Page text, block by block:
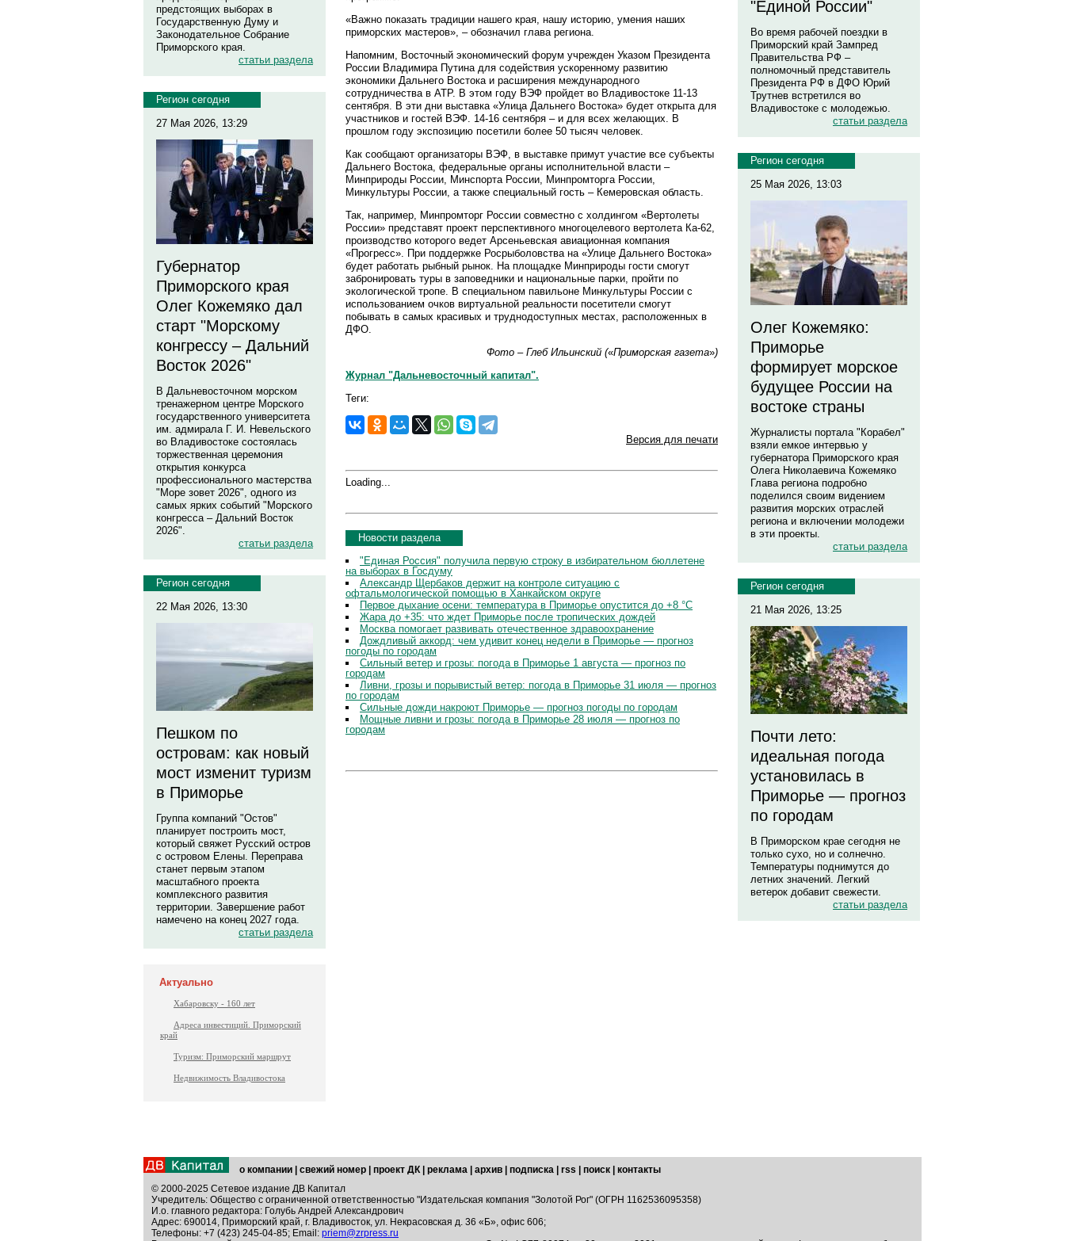
предстоящих выборах в
Государственную Думу и
Законодательное Собрание
Приморского края.
статьи раздела
Регион сегодня
27 Мая 2026, 13:29
Губернатор
Приморского края
Олег Кожемяко дал
старт "Морскому
конгрессу – Дальний
Восток 2026"
В Дальневосточном морском
тренажерном центре Морского
государственного университета
им. адмирала Г. И. Невельского
во Владивостоке состоялась
торжественная церемония
открытия конкурса
профессионального мастерства
"Море зовет 2026", одного из
самых ярких событий "Морского
конгресса – Дальний Восток
2026".
статьи раздела
Регион сегодня
22 Мая 2026, 13:30
Пешком по
островам: как новый
мост изменит туризм
в Приморье
Группа компаний "Остов"
планирует построить мост,
который свяжет Русский остров
с островом Елены. Переправа
станет первым этапом
масштабного проекта
комплексного развития
территории. Завершение работ
намечено на конец 2027 года.
статьи раздела
Актуально
Хабаровску - 160 лет
Адреса инвестиций. Приморский
край
Туризм: Приморский маршрут
Недвижимость Владивостока
«Важно показать традиции нашего края, нашу историю, умения наших
приморских мастеров», – обозначил глава региона.
Напомним, Восточный экономический форум учрежден Указом Президента
России Владимира Путина для содействия ускоренному развитию
экономики Дальнего Востока и расширения международного
сотрудничества в АТР. В этом году ВЭФ пройдет во Владивостоке 11-13
сентября. В эти дни выставка «Улица Дальнего Востока» будет открыта для
участников и гостей ВЭФ. 14-16 сентября – и для всех желающих. В
прошлом году экспозицию посетили более 50 тысяч человек.
Как сообщают организаторы ВЭФ, в выставке примут участие все субъекты
Дальнего Востока, федеральные органы исполнительной власти –
Минприроды России, Минспорта России, Минпромторга России,
Минкультуры России, а также специальный гость – Кемеровская область.
Так, например, Минпромторг России совместно с холдингом «Вертолеты
России» представят проект перспективного многоцелевого вертолета Ка-62,
производство которого ведет Арсеньевская авиационная компания
«Прогресс». При поддержке Росрыболовства на «Улице Дальнего Востока»
будет работать рыбный рынок. На площадке Минприроды гости смогут
забронировать туры в заповедники и национальные парки, пройти по
экологической тропе. В специальном павильоне Минкультуры России с
использованием очков виртуальной реальности посетители смогут
побывать в самых красивых и труднодоступных местах, расположенных в
ДФО.
Фото – Глеб Ильинский («Приморская газета»)
Журнал "Дальневосточный капитал".
Теги:
Версия для печати
Loading...
Новости раздела
"Единая Россия" получила первую строку в избирательном бюллетене
на выборах в Госдуму
Александр Щербаков держит на контроле ситуацию с
офтальмологической помощью в Ханкайском округе
Первое дыхание осени: температура в Приморье опустится до +8 °C
Жара до +35: что ждет Приморье после тропических дождей
Москва помогает развивать отечественное здравоохранение
Дождливый аккорд: чем удивит конец недели в Приморье — прогноз
погоды по городам
Сильный ветер и грозы: погода в Приморье 1 августа — прогноз по
городам
Ливни, грозы и порывистый ветер: погода в Приморье 31 июля — прогноз
по городам
Сильные дожди накроют Приморье — прогноз погоды по городам
Мощные ливни и грозы: погода в Приморье 28 июля — прогноз по
городам
"Единой России"
Во время рабочей поездки в
Приморский край Зампред
Правительства РФ –
полномочный представитель
Президента РФ в ДФО Юрий
Трутнев встретился во
Владивостоке с молодежью.
статьи раздела
Регион сегодня
25 Мая 2026, 13:03
Олег Кожемяко:
Приморье
формирует морское
будущее России на
востоке страны
Журналисты портала "Корабел"
взяли емкое интервью у
губернатора Приморского края
Олега Николаевича Кожемяко
Глава региона подробно
поделился своим видением
развития морских отраслей
региона и включении молодежи
в эти проекты.
статьи раздела
Регион сегодня
21 Мая 2026, 13:25
Почти лето:
идеальная погода
установилась в
Приморье — прогноз
по городам
В Приморском крае сегодня не
только сухо, но и солнечно.
Температуры поднимутся до
летних значений. Легкий
ветерок добавит свежести.
статьи раздела
о компании свежий номер проект ДК реклама архив подписка rss поиск
контакты
© 2000-2025 Сетевое издание ДВ Капитал
Учредитель: Общество с ограниченной ответственностью "Издательская компания "Золотой Рог" (ОГРН 1162536095358)
И.о. главного редактора: Голубь Андрей Александрович
Адрес: 690014, Приморский край, г. Владивосток, ул. Некрасовская д. 36 «Б», офис 606;
Телефоны: +7 (423) 245-04-85; Email: priem@zrpress.ru